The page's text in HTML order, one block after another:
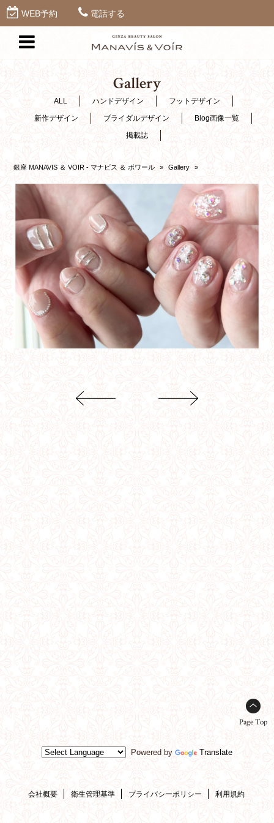
WEB予約 電話する
Gallery
ALL ハンドデザイン
フットデザイン
新作デザイン
ブライダルデザイン
Blog画像一覧
掲載誌
銀座 MANAVIS ＆ VOIR - マナビス ＆ ボワール » Gallery »
Page Top
Powered by Translate
会社概要 衛生管理基準 プライバシーポリシー 利用規約